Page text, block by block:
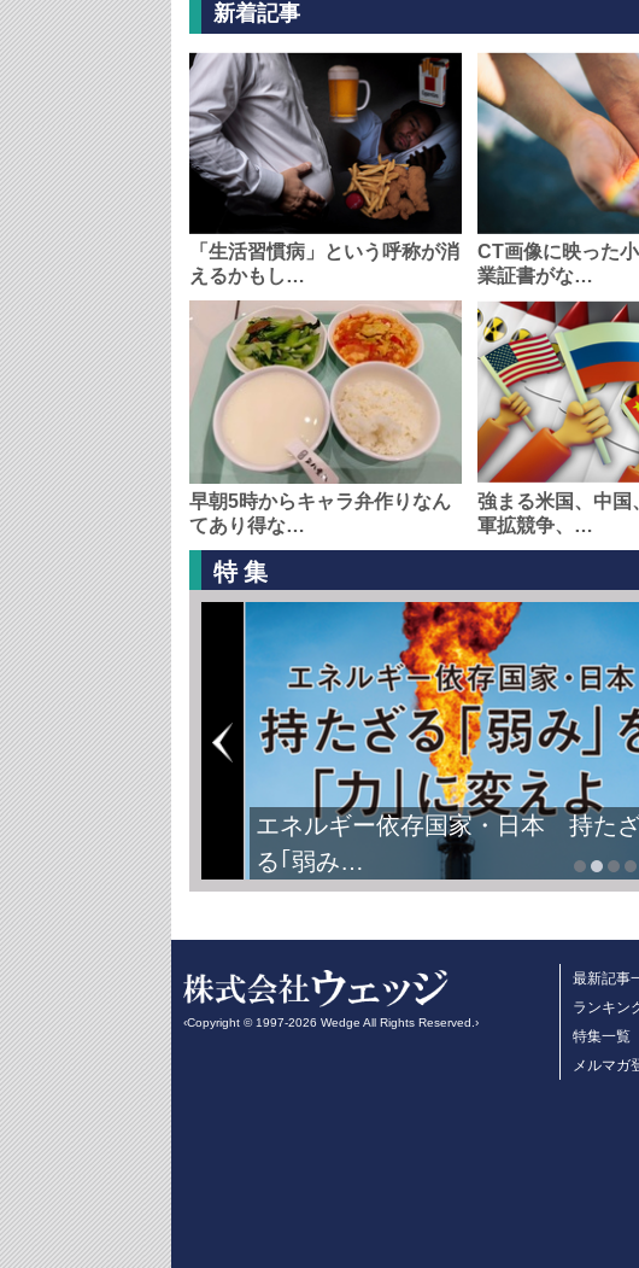
新着記事
「生活習慣病」という呼称が消
えるかもし…
CT画像に映った
業証書がな…
早朝5時からキャラ弁作りなん
てあり得な…
強まる米国、中国
軍拡競争、…
特集
エネルギー依存国家・日本 持た
る｢弱み…
‹Copyright © 1997-2026 Wedge All Rights Reserved.›
最新記事
ランキン
特集一覧
メルマガ